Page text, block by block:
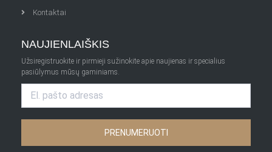
Kontaktai
NAUJIENLAIŠKIS
Užsiregistruokite ir pirmieji sužinokite apie naujienas ir specialius
pasiūlymus mūsų gaminiams.
PRENUMERUOTI